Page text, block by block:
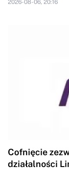
2026-08-06, 20:16
Cofnięcie
działalności